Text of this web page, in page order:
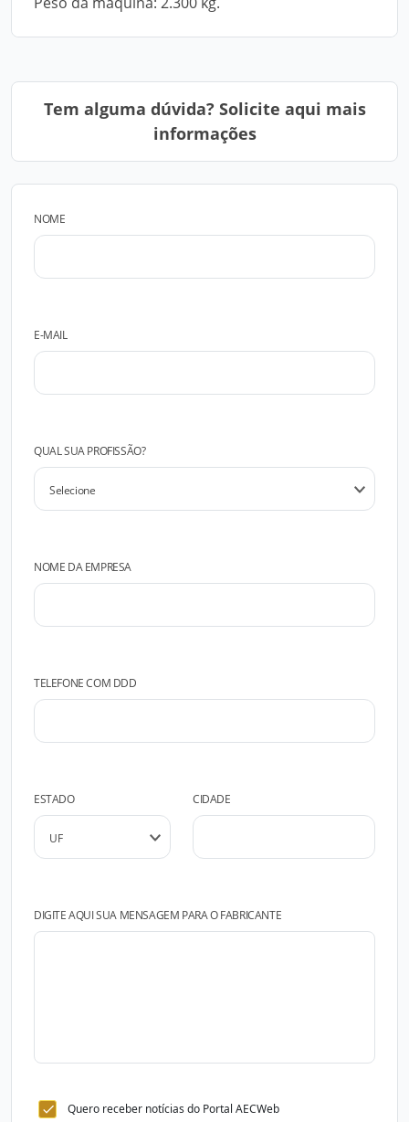
Tem alguma dúvida? Solicite aqui mais
informações
NOME
E-MAIL
QUAL SUA PROFISSÃO?
NOME DA EMPRESA
TELEFONE COM DDD
ESTADO CIDADE
DIGITE AQUI SUA MENSAGEM PARA O FABRICANTE
Quero receber notícias do Portal AECWeb